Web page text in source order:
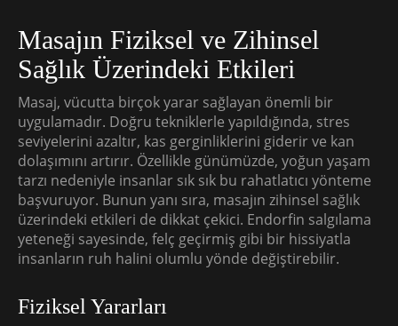
Masajın Fiziksel ve Zihinsel
Sağlık Üzerindeki Etkileri
Masaj, vücutta birçok yarar sağlayan önemli bir
uygulamadır. Doğru tekniklerle yapıldığında, stres
seviyelerini azaltır, kas gerginliklerini giderir ve kan
dolaşımını artırır. Özellikle günümüzde, yoğun yaşam
tarzı nedeniyle insanlar sık sık bu rahatlatıcı yönteme
başvuruyor. Bunun yanı sıra, masajın zihinsel sağlık
üzerindeki etkileri de dikkat çekici. Endorfin salgılama
yeteneği sayesinde, felç geçirmiş gibi bir hissiyatla
insanların ruh halini olumlu yönde değiştirebilir.
Fiziksel Yararları